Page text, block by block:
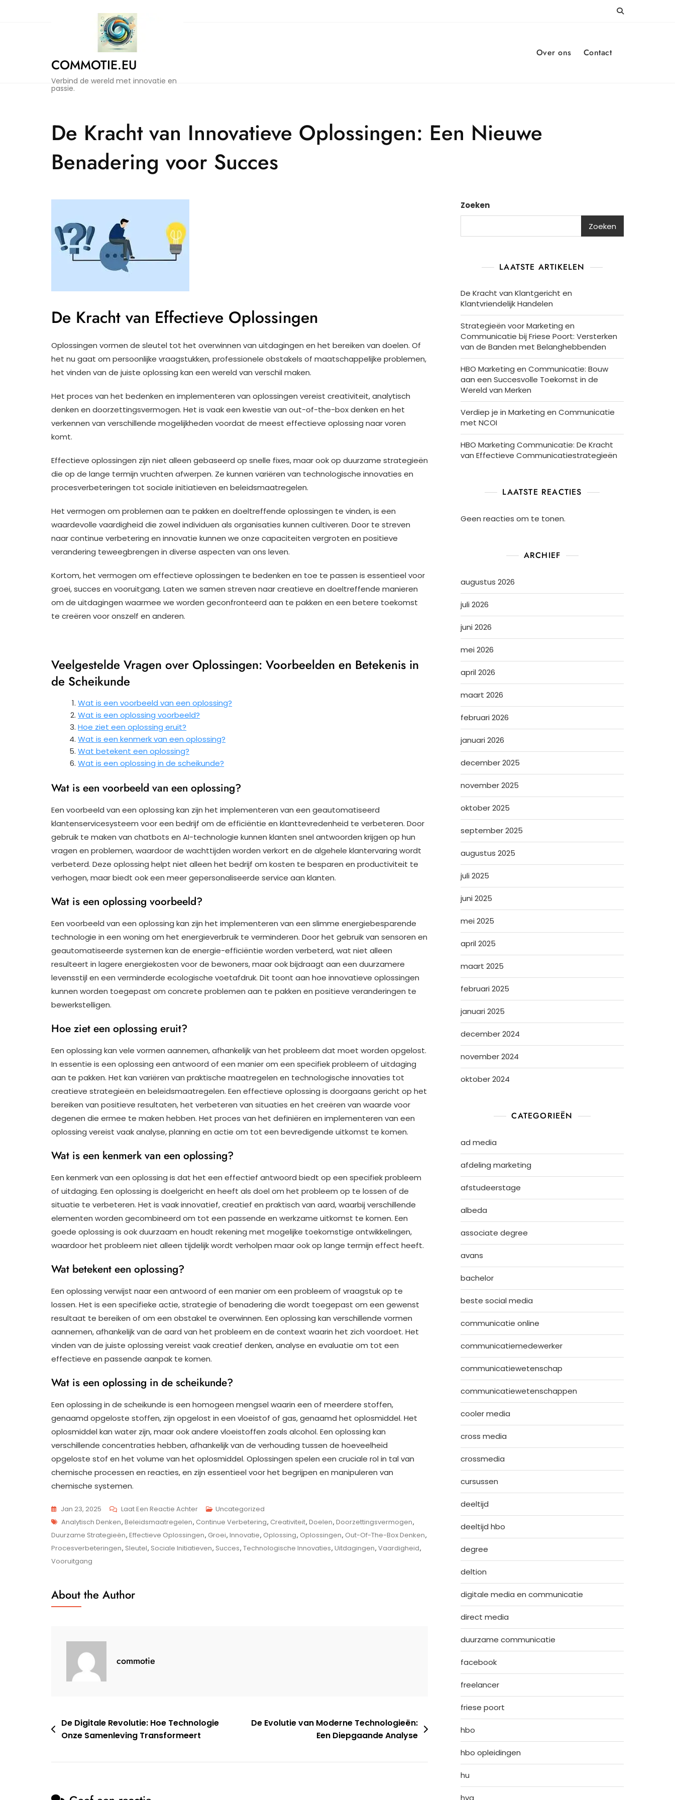
COMMOTIE.EU
Verbind de wereld met innovatie en
passie.
Over ons Contact
De Kracht van Innovatieve Oplossingen: Een Nieuwe
Benadering voor Succes
De Kracht van Effectieve Oplossingen
Oplossingen vormen de sleutel tot het overwinnen van uitdagingen en het bereiken van doelen. Of
het nu gaat om persoonlijke vraagstukken, professionele obstakels of maatschappelijke problemen,
het vinden van de juiste oplossing kan een wereld van verschil maken.
Het proces van het bedenken en implementeren van oplossingen vereist creativiteit, analytisch
denken en doorzettingsvermogen. Het is vaak een kwestie van out-of-the-box denken en het
verkennen van verschillende mogelijkheden voordat de meest effectieve oplossing naar voren
komt.
Effectieve oplossingen zijn niet alleen gebaseerd op snelle fixes, maar ook op duurzame strategieën
die op de lange termijn vruchten afwerpen. Ze kunnen variëren van technologische innovaties en
procesverbeteringen tot sociale initiatieven en beleidsmaatregelen.
Het vermogen om problemen aan te pakken en doeltreffende oplossingen te vinden, is een
waardevolle vaardigheid die zowel individuen als organisaties kunnen cultiveren. Door te streven
naar continue verbetering en innovatie kunnen we onze capaciteiten vergroten en positieve
verandering teweegbrengen in diverse aspecten van ons leven.
Kortom, het vermogen om effectieve oplossingen te bedenken en toe te passen is essentieel voor
groei, succes en vooruitgang. Laten we samen streven naar creatieve en doeltreffende manieren
om de uitdagingen waarmee we worden geconfronteerd aan te pakken en een betere toekomst
te creëren voor onszelf en anderen.
Veelgestelde Vragen over Oplossingen: Voorbeelden en Betekenis in
de Scheikunde
Wat is een voorbeeld van een oplossing?
Wat is een oplossing voorbeeld?
Hoe ziet een oplossing eruit?
Wat is een kenmerk van een oplossing?
Wat betekent een oplossing?
Wat is een oplossing in de scheikunde?
Wat is een voorbeeld van een oplossing?
Een voorbeeld van een oplossing kan zijn het implementeren van een geautomatiseerd
klantenservicesysteem voor een bedrijf om de efficiëntie en klanttevredenheid te verbeteren. Door
gebruik te maken van chatbots en AI-technologie kunnen klanten snel antwoorden krijgen op hun
vragen en problemen, waardoor de wachttijden worden verkort en de algehele klantervaring wordt
verbeterd. Deze oplossing helpt niet alleen het bedrijf om kosten te besparen en productiviteit te
verhogen, maar biedt ook een meer gepersonaliseerde service aan klanten.
Wat is een oplossing voorbeeld?
Een voorbeeld van een oplossing kan zijn het implementeren van een slimme energiebesparende
technologie in een woning om het energieverbruik te verminderen. Door het gebruik van sensoren en
geautomatiseerde systemen kan de energie-efficiëntie worden verbeterd, wat niet alleen
resulteert in lagere energiekosten voor de bewoners, maar ook bijdraagt aan een duurzamere
levensstijl en een verminderde ecologische voetafdruk. Dit toont aan hoe innovatieve oplossingen
kunnen worden toegepast om concrete problemen aan te pakken en positieve veranderingen te
bewerkstelligen.
Hoe ziet een oplossing eruit?
Een oplossing kan vele vormen aannemen, afhankelijk van het probleem dat moet worden opgelost.
In essentie is een oplossing een antwoord of een manier om een specifiek probleem of uitdaging
aan te pakken. Het kan variëren van praktische maatregelen en technologische innovaties tot
creatieve strategieën en beleidsmaatregelen. Een effectieve oplossing is doorgaans gericht op het
bereiken van positieve resultaten, het verbeteren van situaties en het creëren van waarde voor
degenen die ermee te maken hebben. Het proces van het definiëren en implementeren van een
oplossing vereist vaak analyse, planning en actie om tot een bevredigende uitkomst te komen.
Wat is een kenmerk van een oplossing?
Een kenmerk van een oplossing is dat het een effectief antwoord biedt op een specifiek probleem
of uitdaging. Een oplossing is doelgericht en heeft als doel om het probleem op te lossen of de
situatie te verbeteren. Het is vaak innovatief, creatief en praktisch van aard, waarbij verschillende
elementen worden gecombineerd om tot een passende en werkzame uitkomst te komen. Een
goede oplossing is ook duurzaam en houdt rekening met mogelijke toekomstige ontwikkelingen,
waardoor het probleem niet alleen tijdelijk wordt verholpen maar ook op lange termijn effect heeft.
Wat betekent een oplossing?
Een oplossing verwijst naar een antwoord of een manier om een probleem of vraagstuk op te
lossen. Het is een specifieke actie, strategie of benadering die wordt toegepast om een gewenst
resultaat te bereiken of om een obstakel te overwinnen. Een oplossing kan verschillende vormen
aannemen, afhankelijk van de aard van het probleem en de context waarin het zich voordoet. Het
vinden van de juiste oplossing vereist vaak creatief denken, analyse en evaluatie om tot een
effectieve en passende aanpak te komen.
Wat is een oplossing in de scheikunde?
Een oplossing in de scheikunde is een homogeen mengsel waarin een of meerdere stoffen,
genaamd opgeloste stoffen, zijn opgelost in een vloeistof of gas, genaamd het oplosmiddel. Het
oplosmiddel kan water zijn, maar ook andere vloeistoffen zoals alcohol. Een oplossing kan
verschillende concentraties hebben, afhankelijk van de verhouding tussen de hoeveelheid
opgeloste stof en het volume van het oplosmiddel. Oplossingen spelen een cruciale rol in tal van
chemische processen en reacties, en zijn essentieel voor het begrijpen en manipuleren van
chemische systemen.
Jan 23, 2025 Laat Een Reactie AchterOp
De
Kracht
Van
Uncategorized
Tags
Analytisch Denken, Beleidsmaatregelen, Continue Verbetering, Creativiteit, Doelen, Doorzettingsvermogen,
Duurzame Strategieën, Effectieve Oplossingen, Groei, Innovatie, Oplossing, Oplossingen, Out-Of-The-Box Denken,
Procesverbeteringen, Sleutel, Sociale Initiatieven, Succes, Technologische Innovaties, Uitdagingen, Vaardigheid,
Vooruitgang
About the Author
commotie
Berichtnavigatie
De Digitale Revolutie: Hoe Technologie
Onze Samenleving Transformeert
De Evolutie van Moderne Technologieën:
Een Diepgaande Analyse
Zoeken
Zoeken
LAATSTE ARTIKELEN
De Kracht van Klantgericht en
Klantvriendelijk Handelen
Strategieën voor Marketing en
Communicatie bij Friese Poort: Versterken
van de Banden met Belanghebbenden
HBO Marketing en Communicatie: Bouw
aan een Succesvolle Toekomst in de
Wereld van Merken
Verdiep je in Marketing en Communicatie
met NCOI
HBO Marketing Communicatie: De Kracht
van Effectieve Communicatiestrategieën
LAATSTE REACTIES
Geen reacties om te tonen.
ARCHIEF
augustus 2026
juli 2026
juni 2026
mei 2026
april 2026
maart 2026
februari 2026
januari 2026
december 2025
november 2025
oktober 2025
september 2025
augustus 2025
juli 2025
juni 2025
mei 2025
april 2025
maart 2025
februari 2025
januari 2025
december 2024
november 2024
oktober 2024
CATEGORIEËN
ad media
afdeling marketing
afstudeerstage
albeda
associate degree
avans
bachelor
beste social media
communicatie online
communicatiemedewerker
communicatiewetenschap
communicatiewetenschappen
cooler media
cross media
crossmedia
cursussen
deeltijd
deeltijd hbo
degree
deltion
digitale media en communicatie
direct media
duurzame communicatie
facebook
freelancer
friese poort
hbo
hbo opleidingen
hu
hva